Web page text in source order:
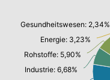
Industrie: 6,68%
Rohstoffe: 5,90%
Energie: 3,23%
Gesundheitswesen: 2,34%